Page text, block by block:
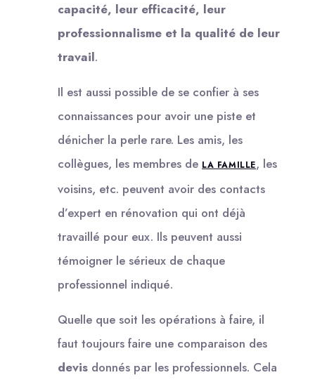
capacité, leur efficacité, leur
professionnalisme et la qualité de leur
travail.
Il est aussi possible de se confier à ses
connaissances pour avoir une piste et
dénicher la perle rare. Les amis, les
collègues, les membres de LA FAMILLE, les
voisins, etc. peuvent avoir des contacts
d’expert en rénovation qui ont déjà
travaillé pour eux. Ils peuvent aussi
témoigner le sérieux de chaque
professionnel indiqué.
Quelle que soit les opérations à faire, il
faut toujours faire une comparaison des
devis donnés par les professionnels. Cela